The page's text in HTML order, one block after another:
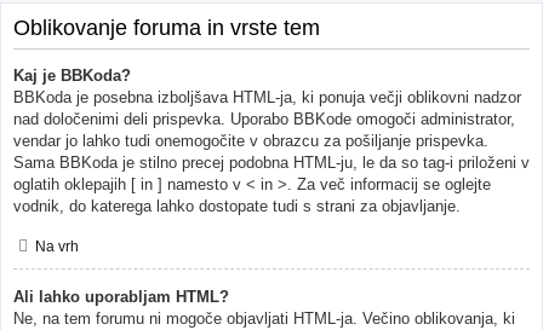
Oblikovanje foruma in vrste tem
Kaj je BBKoda?
BBKoda je posebna izboljšava HTML-ja, ki ponuja večji oblikovni nadzor
nad določenimi deli prispevka. Uporabo BBKode omogoči administrator,
vendar jo lahko tudi onemogočite v obrazcu za pošiljanje prispevka.
Sama BBKoda je stilno precej podobna HTML-ju, le da so tag-i priloženi v
oglatih oklepajih [ in ] namesto v < in >. Za več informacij se oglejte
vodnik, do katerega lahko dostopate tudi s strani za objavljanje.
Na vrh
Ali lahko uporabljam HTML?
Ne, na tem forumu ni mogoče objavljati HTML-ja. Večino oblikovanja, ki